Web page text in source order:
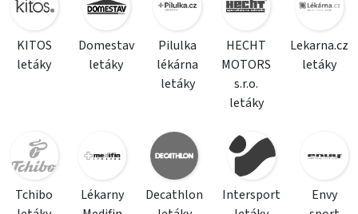
KITOS
letáky
Domestav
letáky
Pilulka
lékárna
letáky
HECHT
MOTORS
s.r.o.
letáky
Lekarna.cz
letáky
Tchibo
Lékarny
Decathlon
Intersport
Envy